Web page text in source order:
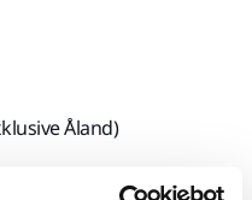
Åland)